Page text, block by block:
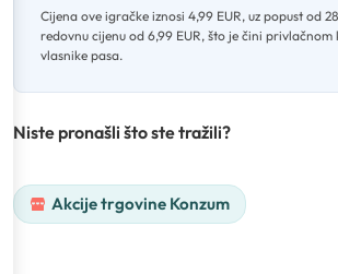
Cijena ove igračke iznosi 4,99 EUR, uz popust od
redovnu cijenu od 6,99 EUR, što je čini privlačnom
vlasnike pasa.
Niste pronašli što ste tražili?
Akcije trgovine Konzum